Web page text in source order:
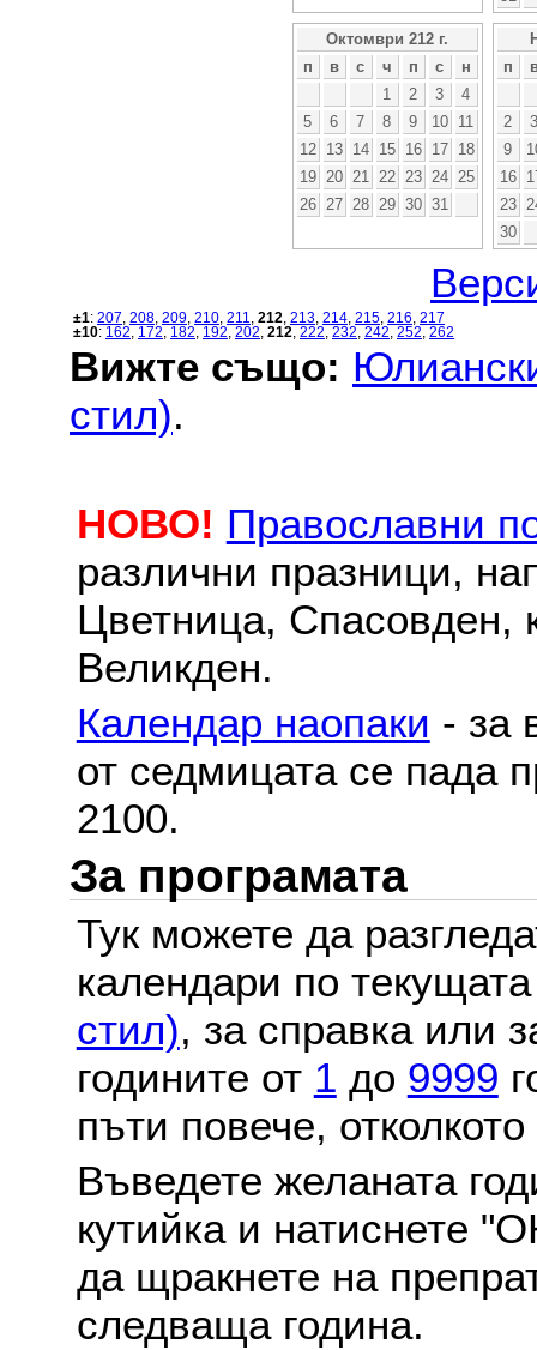
Октомври 212 г.
п
в с ч п с
н
1
2 3
4
5
6 7 8 9 10
11
12
13 14 15 16 17
18
19
20 21 22 23 24
25
26
27 28 29 30 31
п
2
3
9
16
23
30
±1: 207 208 209 210 211 212 213 214 215 216 217
±10: 162 172 182 192 202 212 222 232 242 252 262
Вижте също:
стил).
НОВО! Православни
различни празници,
Цветница, Спасовден,
Великден.
Календар наопаки - за
от седмицата се пада
2100.
За програмата
Тук можете да
календари по
стил), за справка или
годините от 1 до 9999
пъти повече,
Въведете желаната
кутийка и натиснете
да щракнете на
следваща година.